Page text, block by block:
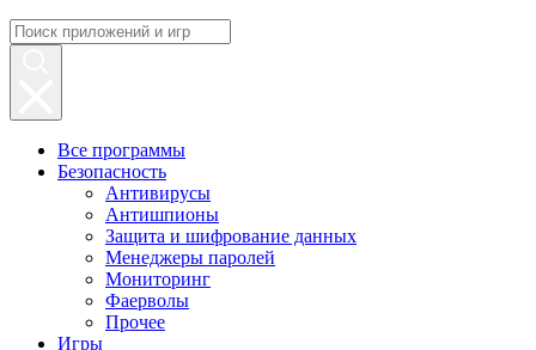
Все программы
Безопасность
Антивирусы
Антишпионы
Защита и шифрование данных
Менеджеры паролей
Мониторинг
Фаерволы
Прочее
Игры